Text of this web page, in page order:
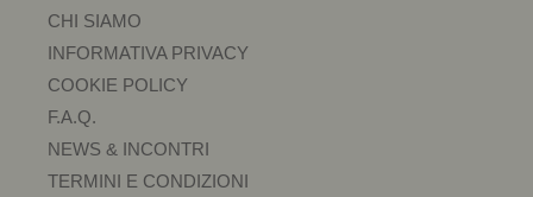
CHI SIAMO
INFORMATIVA PRIVACY
COOKIE POLICY
F.A.Q.
NEWS & INCONTRI
TERMINI E CONDIZIONI